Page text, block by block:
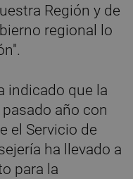
Región y de
regional lo
indicado que la
año con
el Servicio de
ha llevado a
para la